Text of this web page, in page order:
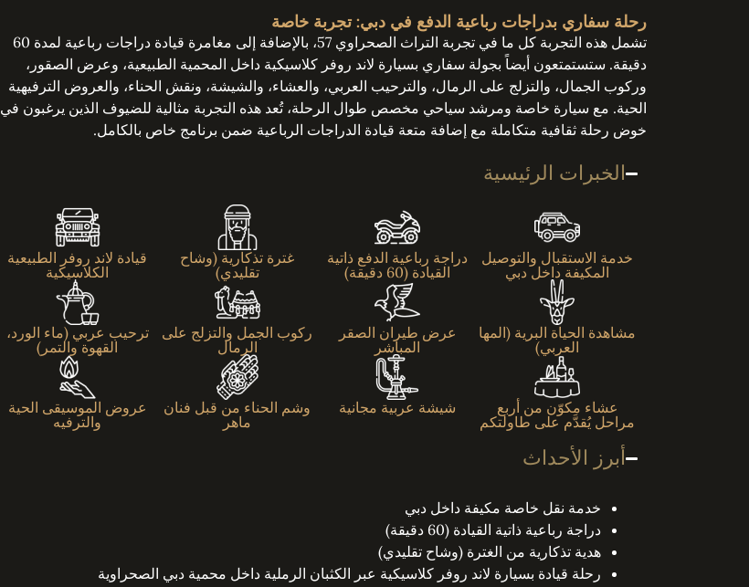
رحلة سفاري بدراجات رباعية الدفع في دبي: تجربة خاصة
تشمل هذه التجربة كل ما في تجربة التراث الصحراوي 57، بالإضافة إلى مغامرة قيادة دراجات رباعية لمدة 60
دقيقة. ستستمتعون أيضاً بجولة سفاري بسيارة لاند روفر كلاسيكية داخل المحمية الطبيعية، وعرض الصقور،
وركوب الجمال، والتزلج على الرمال، والترحيب العربي، والعشاء، والشيشة، ونقش الحناء، والعروض الترفيهية
الحية. مع سيارة خاصة ومرشد سياحي مخصص طوال الرحلة، تُعد هذه التجربة مثالية للضيوف الذين يرغبون في
خوض رحلة ثقافية متكاملة مع إضافة متعة قيادة الدراجات الرباعية ضمن برنامج خاص بالكامل.
الخبرات الرئيسية
خدمة الاستقبال والتوصيل
المكيفة داخل دبي
دراجة رباعية الدفع ذاتية
القيادة (60 دقيقة)
غترة تذكارية (وشاح
تقليدي)
قيادة لاند روفر الطبيعية
الكلاسيكية
مشاهدة الحياة البرية (المها
العربي)
عرض طيران الصقر
المباشر
ركوب الجمل والتزلج على
الرمال
ترحيب عربي (ماء الورد،
القهوة والتمر)
عشاء مكوّن من أربع
مراحل يُقدَّم على طاولتكم
شيشة عربية مجانية
وشم الحناء من قبل فنان
ماهر
عروض الموسيقى الحية
والترفيه
أبرز الأحداث
خدمة نقل خاصة مكيفة داخل دبي
دراجة رباعية ذاتية القيادة (60 دقيقة)
هدية تذكارية من الغترة (وشاح تقليدي)
رحلة قيادة بسيارة لاند روفر كلاسيكية عبر الكثبان الرملية داخل محمية دبي الصحراوية